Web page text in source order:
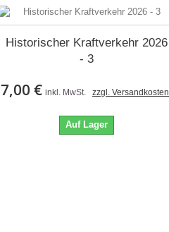
Historischer Kraftverkehr 2026
- 3
7,00 € inkl. MwSt. zzgl. Versandkosten
Auf Lager